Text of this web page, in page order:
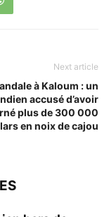
Next article
à Kaloum : un
accusé d’avoir
plus de 300 000
en noix de cajou